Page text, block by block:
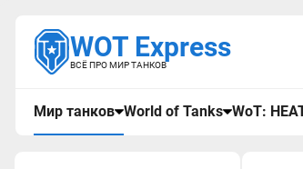
WOT Express
ВСЁ ПРО МИР ТАНКОВ
Мир танков World of Tanks WoT: